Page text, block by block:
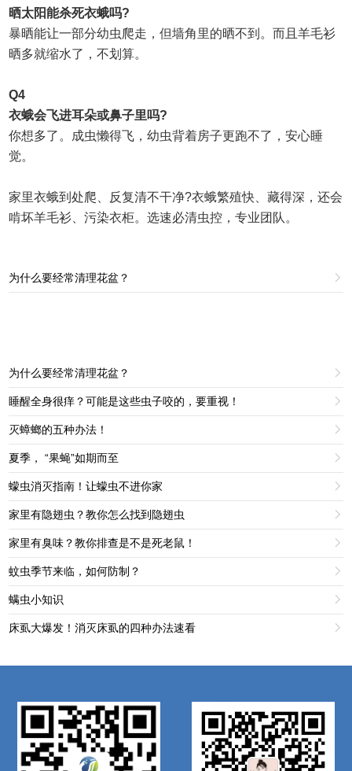
晒太阳能杀死衣蛾吗?
暴晒能让一部分幼虫爬走，但墙角里的晒不到。而且羊毛衫
晒多就缩水了，不划算。
Q4
衣蛾会飞进耳朵或鼻子里吗?
你想多了。成虫懒得飞，幼虫背着房子更跑不了，安心睡
觉。
家里衣蛾到处爬、反复清不干净?衣蛾繁殖快、藏得深，还会
啃坏羊毛衫、污染衣柜。选速必清虫控，专业团 队。
为什么要经常清理花盆？ 
为什么要经常清理花盆？ 
睡醒全身很痒？可能是这些虫子咬的，要重视！ 
灭蟑螂的五种办法！ 
夏季， “果蝇”如期而至 
蠓虫消灭指南！让蠓虫不进你家 
家里有隐翅虫？教你怎么找到隐翅虫 
家里有臭味？教你排查是不是死老鼠！ 
蚊虫季节来临，如何防制？ 
螨虫小知识 
床虱大爆发！消灭床虱的四种办法速看 